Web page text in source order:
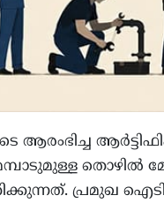
ആരംഭിച്ച
തൊഴിൽ
പ്രമുഖ